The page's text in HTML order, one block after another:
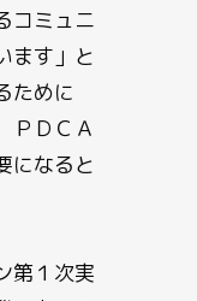
コミュニ
ます」と
ために
ＰＤＣＡ
になると
第１次実